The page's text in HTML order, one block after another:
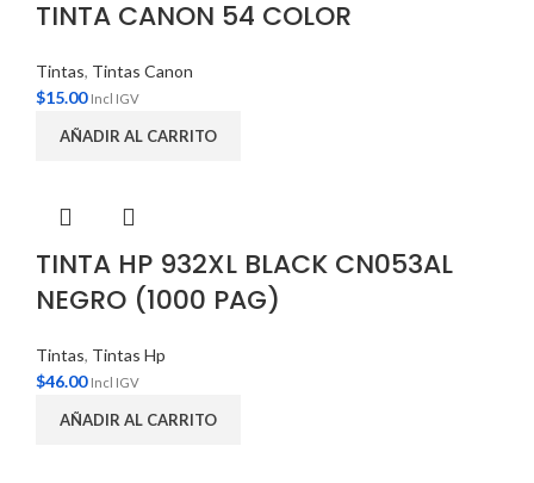
TINTA CANON 54 COLOR
Tintas, Tintas Canon
$15.00 Incl IGV
AÑADIR AL CARRITO
TINTA HP 932XL BLACK CN053AL
NEGRO (1000 PAG)
Tintas, Tintas Hp
$46.00 Incl IGV
AÑADIR AL CARRITO